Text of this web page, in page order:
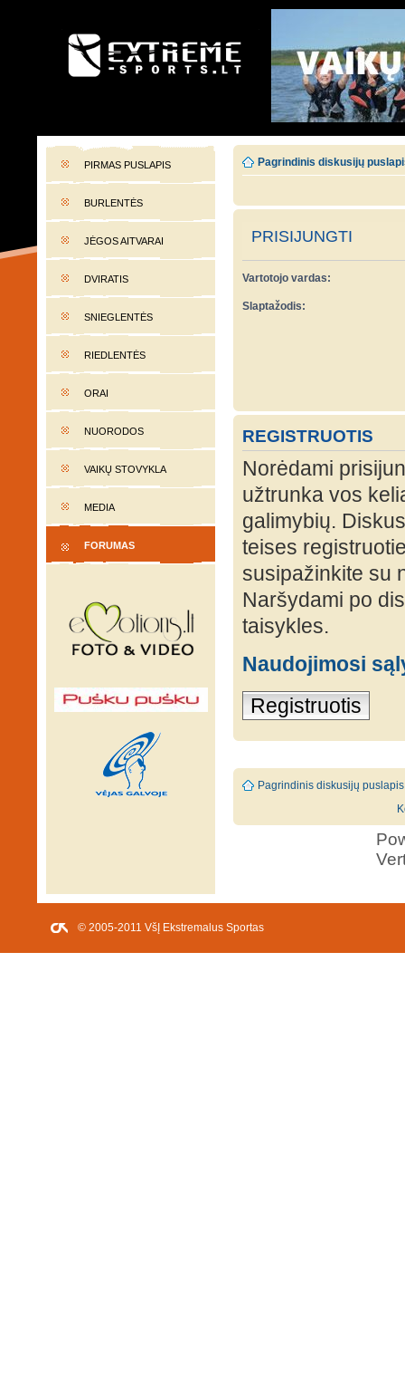
EXTREME-SPORTS.LT
PIRMAS PUSLAPIS
BURLENTĖS
JĖGOS AITVARAI
DVIRATIS
SNIEGLENTĖS
RIEDLENTĖS
ORAI
NUORODOS
VAIKŲ STOVYKLA
MEDIA
FORUMAS
Pagrindinis diskusijų
PRISIJUNGTI
Vartotojo vardas:
Slaptažodis:
REGISTRUOTIS
Norėdami
užtrunka vos
galimybių.
teises
susipažinkite su
Naršydami po
taisykles.
Naudojimosi
Registruotis
Pagrindinis diskusijų puslapis
© 2005-2011 VšĮ Ekstremalus Sportas